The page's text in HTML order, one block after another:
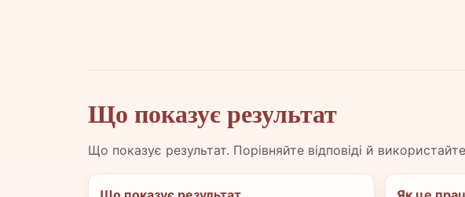
Що показує результат
Що показує результат. Порівняйте відповіді й